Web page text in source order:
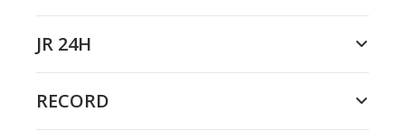
JR 24H
RECORD